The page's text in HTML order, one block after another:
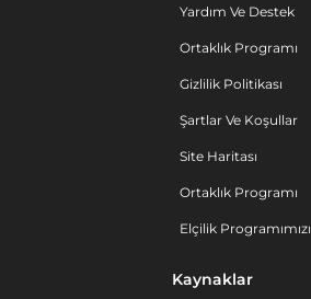
Yardım Ve Destek
Ortaklık Programı
Gizlilik Politikası
Şartlar Ve Koşullar
Site Haritası
Ortaklık Programı
Elçilik Programımızı
Kaynaklar